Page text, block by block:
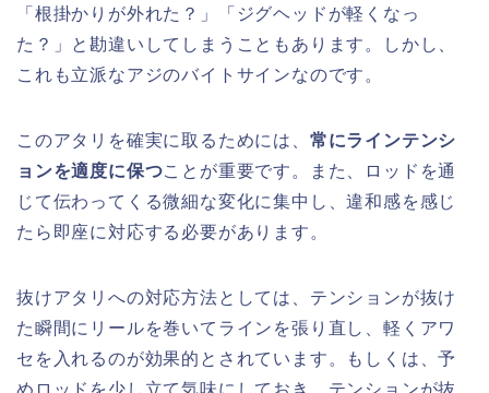
「根掛かりが外れた？」「ジグヘッドが軽くなっ
た？」と勘違いしてしまうこともあります。しかし、
これも立派なアジのバイトサインなのです。
このアタリを確実に取るためには、 常にラインテンシ
ョンを適度に保つことが重要です。また、ロッドを通
じて伝わってくる微細な変化に集中し、違和感を感じ
たら即座に対応する必要があります。
抜けアタリへの対応方法としては、テンションが抜け
た瞬間にリールを巻いてラインを張り直し、軽くアワ
セを入れるのが効果的とされています。もしくは、予